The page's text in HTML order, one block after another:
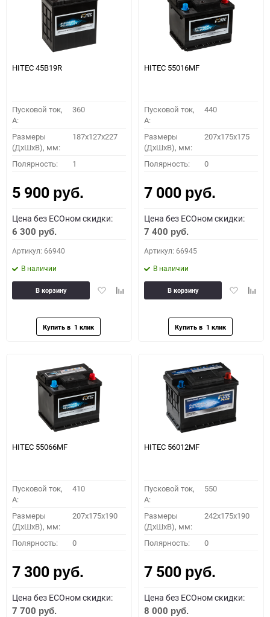
HITEC 45B19R
Пусковой ток,
A:
360
Размеры
(ДхШхВ), мм:
187x127x227
Полярность: 1
5 900 руб.
Цена без ECOном скидки:
6 300 руб.
Артикул: 66940
В наличии
ДобавитьДобавить
В корзину
HITEC 55016MF
Пусковой ток,
A:
440
Размеры
(ДхШхВ), мм:
207x175x175
Полярность: 0
7 000 руб.
Цена без ECOном скидки:
7 400 руб.
Артикул: 66945
В наличии
Добавить
В корзину
HITEC 55066MF
Пусковой ток,
A:
410
Размеры
(ДхШхВ), мм:
207x175x190
Полярность: 0
7 300 руб.
Цена без ECOном скидки:
7 700 руб.
HITEC 56012MF
Пусковой ток,
A:
550
Размеры
(ДхШхВ), мм:
242x175x190
Полярность: 0
7 500 руб.
Цена без ECOном скидки:
8 000 руб.